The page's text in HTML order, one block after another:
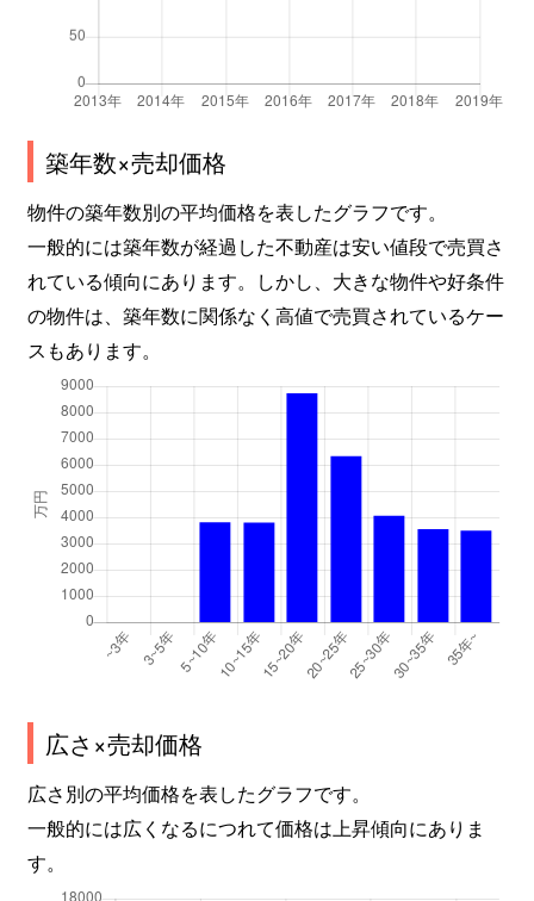
築年数×売却価格
物件の築年数別の平均価格を表したグラフです。
一般的には築年数が経過した不動産は安い値段で売買さ
れている傾向にあります。しかし、大きな物件や好条件
の物件は、築年数に関係なく高値で売買されているケー
スもあります。
広さ×売却価格
広さ別の平均価格を表したグラフです。
一般的には広くなるにつれて価格は上昇傾向にありま
す。